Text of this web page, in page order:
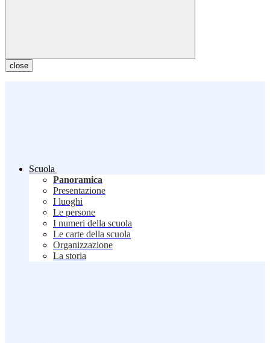
close
Scuola
Panoramica
Presentazione
I luoghi
Le persone
I numeri della scuola
Le carte della scuola
Organizzazione
La storia